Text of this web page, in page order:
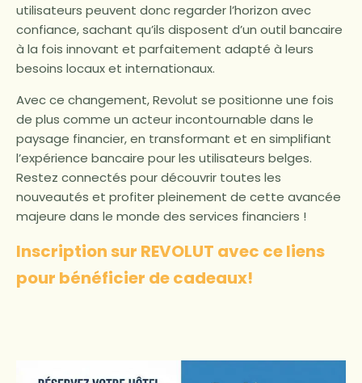
utilisateurs peuvent donc regarder l’horizon avec
confiance, sachant qu’ils disposent d’un outil bancaire
à la fois innovant et parfaitement adapté à leurs
besoins locaux et internationaux.
Avec ce changement, Revolut se positionne une fois
de plus comme un acteur incontournable dans le
paysage financier, en transformant et en simplifiant
l’expérience bancaire pour les utilisateurs belges.
Restez connectés pour découvrir toutes les
nouveautés et profiter pleinement de cette avancée
majeure dans le monde des services financiers !
Inscription sur REVOLUT avec ce liens
pour bénéficier de cadeaux!